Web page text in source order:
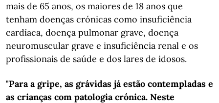
mais de 65 anos, os maiores de 18 anos que
tenham doenças crónicas como insuficiência
cardíaca, doença pulmonar grave, doença
neuromuscular grave e insuficiência renal e os
profissionais de saúde e dos lares de idosos.
"Para a gripe, as grávidas já estão contempladas e
as crianças com patologia crónica. Neste